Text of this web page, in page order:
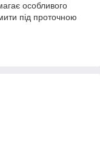
особливого
під проточною